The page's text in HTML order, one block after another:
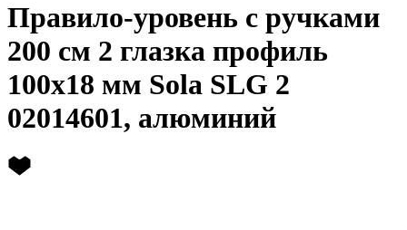
Правило-уровень с ручками
200 см 2 глазка профиль
100х18 мм Sola SLG 2
02014601, алюминий